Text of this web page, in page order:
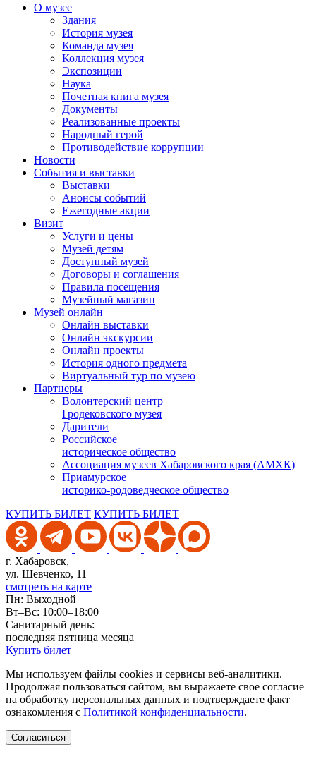
О музее
Здания
История музея
Команда музея
Коллекция музея
Экспозиции
Наука
Почетная книга музея
Документы
Реализованные проекты
Народный герой
Противодействие коррупции
Новости
События и выставки
Выставки
Анонсы событий
Ежегодные акции
Визит
Услуги и цены
Музей детям
Доступный музей
Договоры и соглашения
Правила посещения
Музейный магазин
Музей онлайн
Онлайн выставки
Онлайн экскурсии
Онлайн проекты
История одного предмета
Виртуальный тур по музею
Партнеры
Волонтерский центр
Гродековского музея
Дарители
Российское
историческое общество
Ассоциация музеев Хабаровского края (АМХК)
Приамурское
историко-родоведческое общество
КУПИТЬ БИЛЕТ КУПИТЬ БИЛЕТ
г. Хабаровск,
ул. Шевченко, 11
смотреть на карте
Пн: Выходной
Вт–Вс: 10:00–18:00
Санитарный день:
последняя пятница месяца
Купить билет
Мы используем файлы cookies и сервисы веб-аналитики.
Продолжая пользоваться сайтом, вы выражаете свое согласие
на обработку персональных данных и подтверждаете факт
ознакомления с Политикой конфиденциальности.
Согласиться